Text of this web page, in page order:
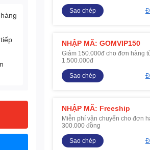
Sao chép
NHẬP MÃ: GOMVIP150
Giảm 150.000đ cho đơn hàng
1.500.000đ
Sao chép
NHẬP MÃ: Freeship
Miễn phí vận chuyển cho đơn
300.000 đồng
Sao chép